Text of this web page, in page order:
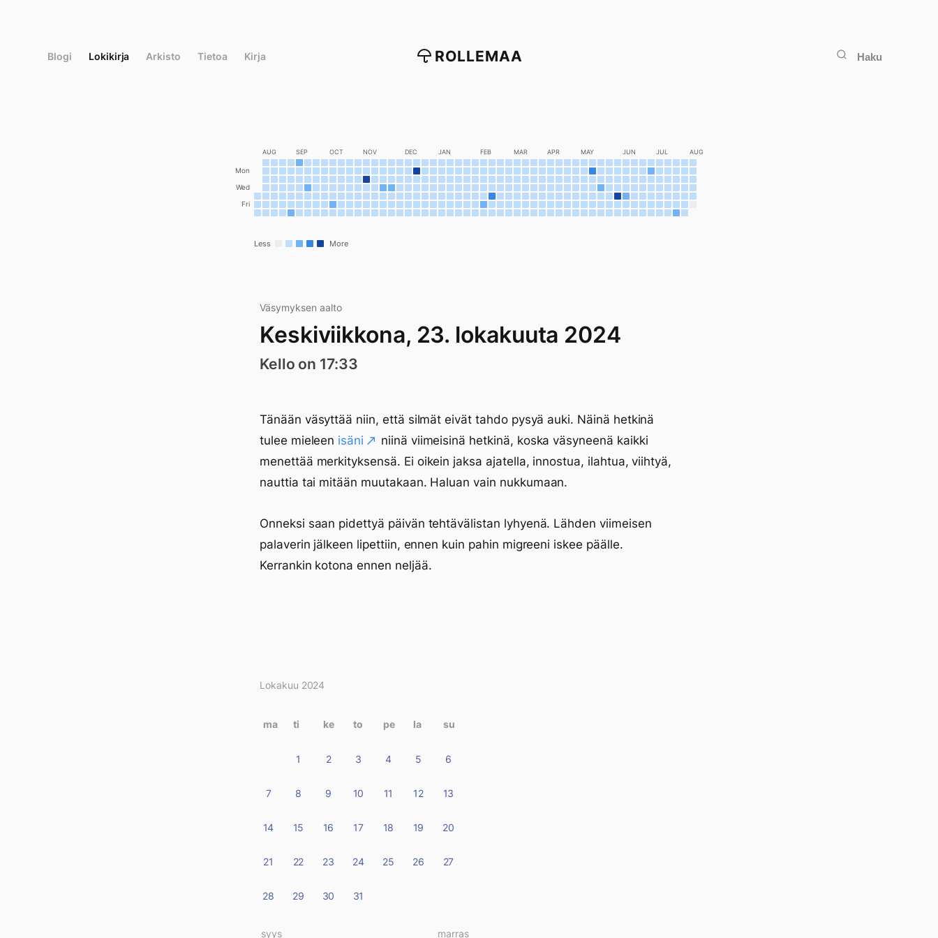
Blogi Lokikirja Arkisto Tietoa Kirja ROLLEMAA Haku
Mon
Wed
Fri
AUG SEP OCT NOV DEC JAN FEB MAR APR MAY JUN JUL AUG
Less More
Väsymyksen aalto
Keskiviikkona, 23. lokakuuta 2024
Kello on 17:33
Tänään väsyttää niin, että silmät eivät tahdo pysyä auki. Näinä hetkinä
tulee mieleen isäni
niinä viimeisinä hetkinä, koska väsyneenä kaikki
menettää merkityksensä. Ei oikein jaksa ajatella, innostua, ilahtua, viihtyä,
nauttia tai mitään muutakaan. Haluan vain nukkumaan.
Onneksi saan pidettyä päivän tehtävälistan lyhyenä. Lähden viimeisen
palaverin jälkeen lipettiin, ennen kuin pahin migreeni iskee päälle.
Kerrankin kotona ennen neljää.
Kirjoitukset
kalenterissa
Lokakuu 2024
ma ti ke to pe la su
1 2 3 4 5 6
7 8 9 10 11 12 13
14 15 16 17 18 19 20
21 22 23 24 25 26 27
28 29 30 31
« syys marras »